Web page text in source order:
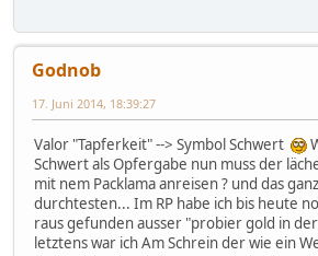
Godnob
17. Juni 2014, 18:39:27
Valor "Tapferkeit" --> Symbol Schwert
Schwert als Opfergabe nun muss der
mit nem Packlama anreisen ? und das
durchtesten... Im RP habe ich bis heute
raus gefunden ausser "probier gold in
letztens war ich Am Schrein der wie ein